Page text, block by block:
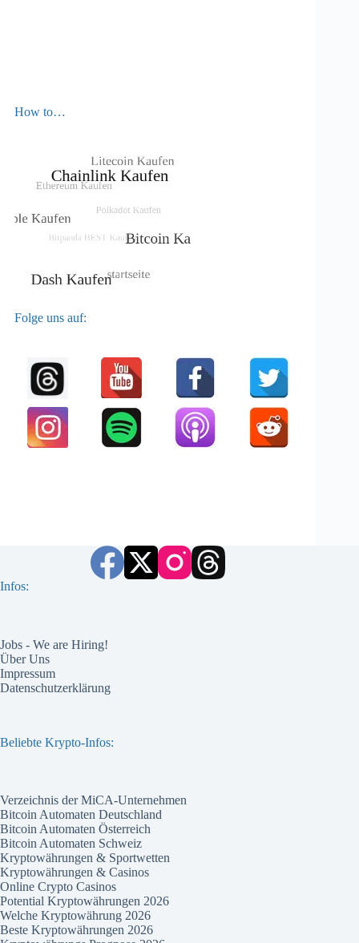
How to…
Folge uns auf:
Infos:
Jobs - We are Hiring!
Über Uns
Impressum
Datenschutzerklärung
Beliebte Krypto-Infos:
Verzeichnis der MiCA-Unternehmen
Bitcoin Automaten Deutschland
Bitcoin Automaten Österreich
Bitcoin Automaten Schweiz
Kryptowährungen & Sportwetten
Kryptowährungen & Casinos
Online Crypto Casinos
Potential Kryptowährungen 2026
Welche Kryptowährung 2026
Beste Kryptowährungen 2026